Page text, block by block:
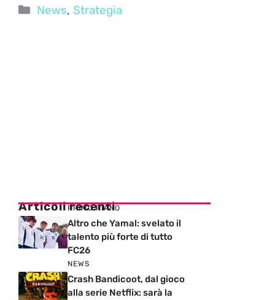
Categorie
News, Strategia
Articoli recenti
PRIMO PIANO
Altro che Yamal: svelato il
talento più forte di tutto
FC26
NEWS
Crash Bandicoot, dal gioco
alla serie Netflix: sarà la